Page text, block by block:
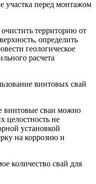
участка перед монтажом
территорию от
определить
геологическое
расчета
винтовых свай
винтовые сваи можно
целостность не
установкой
на коррозию и
количество свай для